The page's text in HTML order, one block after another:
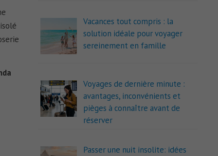
Vacances tout compris : la
solution idéale pour voyager
sereinement en famille
Voyages de dernière minute :
avantages, inconvénients et
pièges à connaître avant de
réserver
Passer une nuit insolite: idées